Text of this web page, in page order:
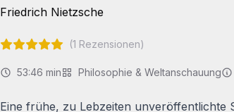
Friedrich Nietzsche
(1 Rezensionen)
53:46 min Philosophie & Weltanschauung
Eine frühe, zu Lebzeiten unveröffentlichte